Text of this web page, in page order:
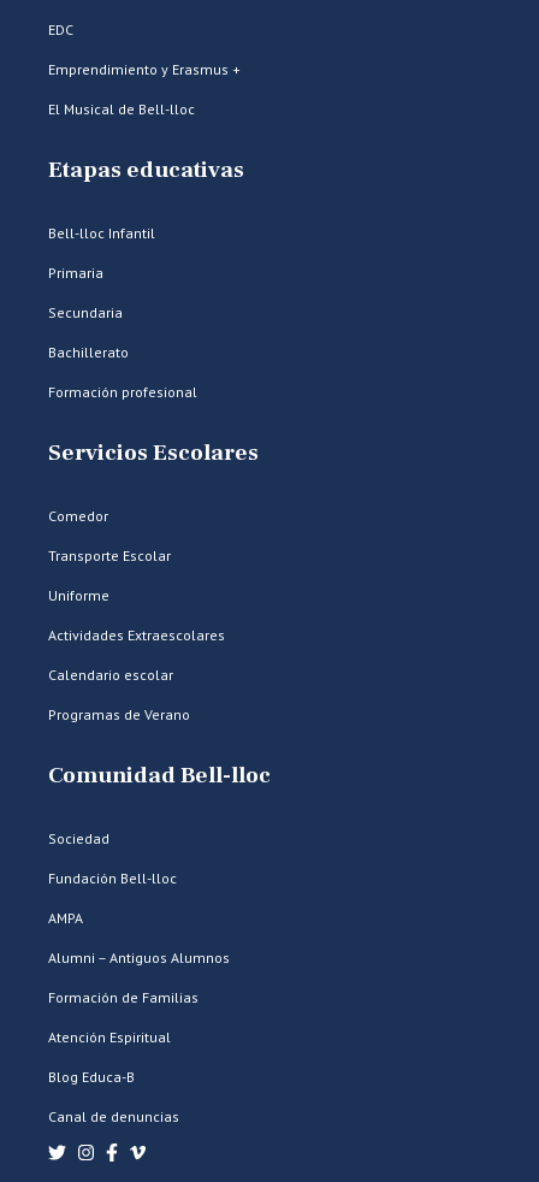
EDC
Emprendimiento y Erasmus +
El Musical de Bell-lloc
Etapas educativas
Bell-lloc Infantil
Primaria
Secundaria
Bachillerato
Formación profesional
Servicios Escolares
Comedor
Transporte Escolar
Uniforme
Actividades Extraescolares
Calendario escolar
Programas de Verano
Comunidad Bell-lloc
Sociedad
Fundación Bell-lloc
AMPA
Alumni – Antiguos Alumnos
Formación de Familias
Atención Espiritual
Blog Educa-B
Canal de denuncias